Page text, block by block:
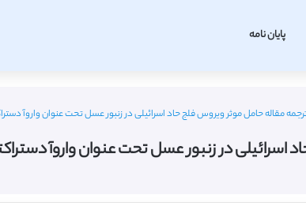
پایان نامه
مقاله حامل موثر ویروس فلج حاد اسرائیلی در زنبور عسل تحت عنوان واروآ
اسرائیلی در زنبور عسل تحت عنوان واروآ